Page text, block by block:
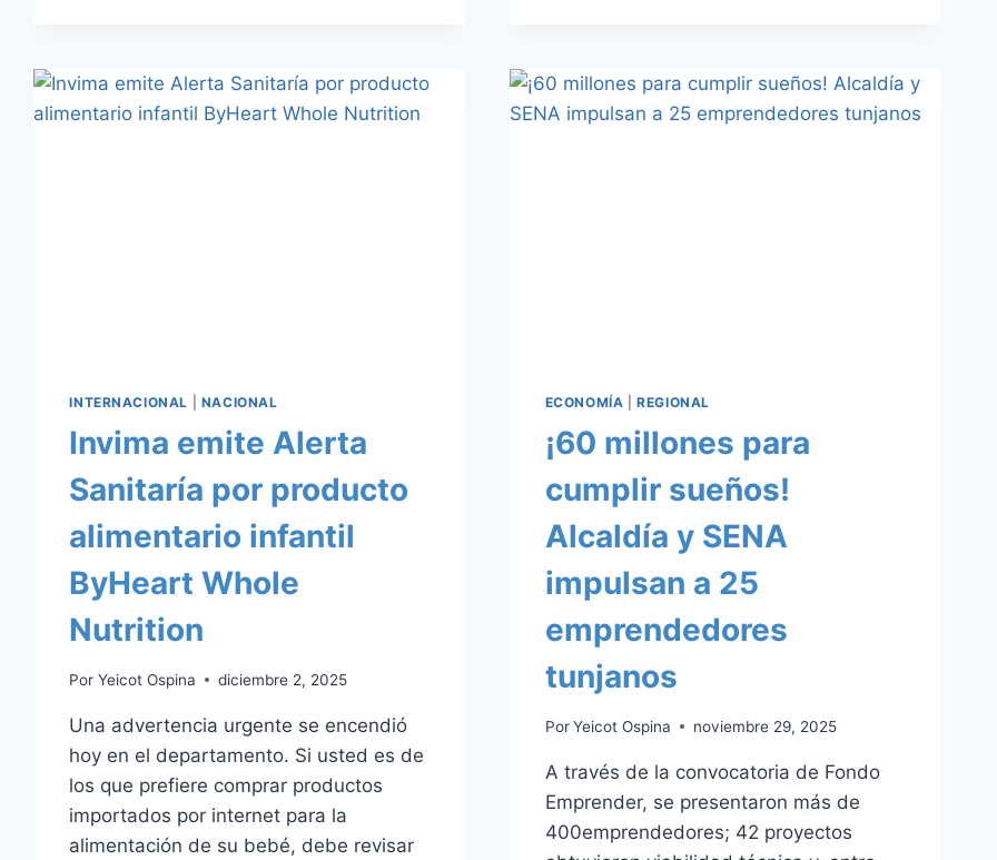
YEISON
JIMENEZ
FALLECE
CELEBRACIÓN
DE
INTERNACIONAL NACIONAL
Invima emite Alerta
Sanitaría por producto
alimentario infantil
ByHeart Whole
Nutrition
Por Yeicot Ospina diciembre 2, 2025
Una advertencia urgente se encendió
hoy en el departamento. Si usted es de
los que prefiere comprar productos
importados por internet para la
alimentación de su bebé, debe revisar
ECONOMÍA |REGIONAL
¡60 millones para
cumplir sueños!
Alcaldía y SENA
impulsan a 25
emprendedores
tunjanos
Por Yeicot Ospina noviembre 29, 2025
A través de la convocatoria de Fondo
Emprender, se presentaron más de
400emprendedores; 42 proyectos